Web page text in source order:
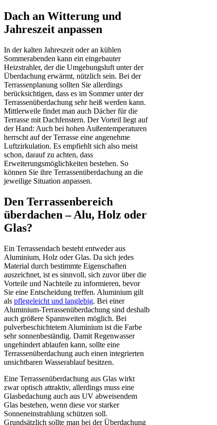
Dach an Witterung und
Jahreszeit anpassen
In der kalten Jahreszeit oder an kühlen
Sommerabenden kann ein eingebauter
Heizstrahler, der die Umgebungsluft unter der
Überdachung erwärmt, nützlich sein. Bei der
Terrassenplanung sollten Sie allerdings
berücksichtigen, dass es im Sommer unter der
Terrassenüberdachung sehr heiß werden kann.
Mittlerweile findet man auch Dächer für die
Terrasse mit Dachfenstern. Der Vorteil liegt auf
der Hand: Auch bei hohen Außentemperaturen
herrscht auf der Terrasse eine angenehme
Luftzirkulation. Es empfiehlt sich also meist
schon, darauf zu achten, dass
Erweiterungsmöglichkeiten bestehen. So
können Sie ihre Terrassenüberdachung an die
jeweilige Situation anpassen.
Den Terrassenbereich
überdachen – Alu, Holz oder
Glas?
Ein Terrassendach besteht entweder aus
Aluminium, Holz oder Glas. Da sich jedes
Material durch bestimmte Eigenschaften
auszeichnet, ist es sinnvoll, sich zuvor über die
Vorteile und Nachteile zu informieren, bevor
Sie eine Entscheidung treffen. Aluminium gilt
als pflegeleicht und langlebig. Bei einer
Aluminium-Terrassenüberdachung sind deshalb
auch größere Spannweiten möglich. Bei
pulverbeschichtetem Aluminium ist die Farbe
sehr sonnenbeständig. Damit Regenwasser
ungehindert ablaufen kann, sollte eine
Terrassenüberdachung auch einen integrierten
unsichtbaren Wasserablauf besitzen.
Eine Terrassenüberdachung aus Glas wirkt
zwar optisch attraktiv, allerdings muss eine
Glasbedachung auch aus UV abweisendem
Glas bestehen, wenn diese vor starker
Sonneneinstrahlung schützen soll.
Grundsätzlich sollte man bei der Überdachung